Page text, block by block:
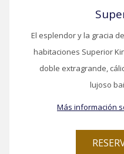
El esplendor y la gracia
habitaciones Superior
doble extragrande,
lujoso
Más información